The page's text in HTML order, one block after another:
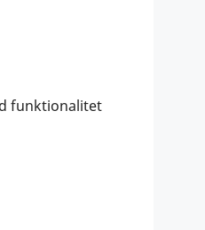
funktionalitet